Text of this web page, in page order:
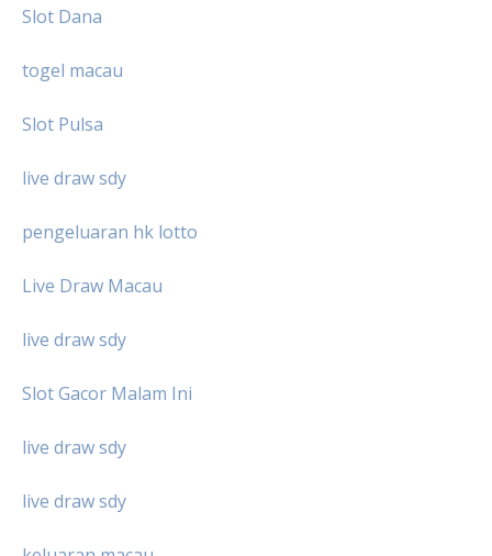
Slot Dana
togel macau
Slot Pulsa
live draw sdy
pengeluaran hk lotto
Live Draw Macau
live draw sdy
Slot Gacor Malam Ini
live draw sdy
live draw sdy